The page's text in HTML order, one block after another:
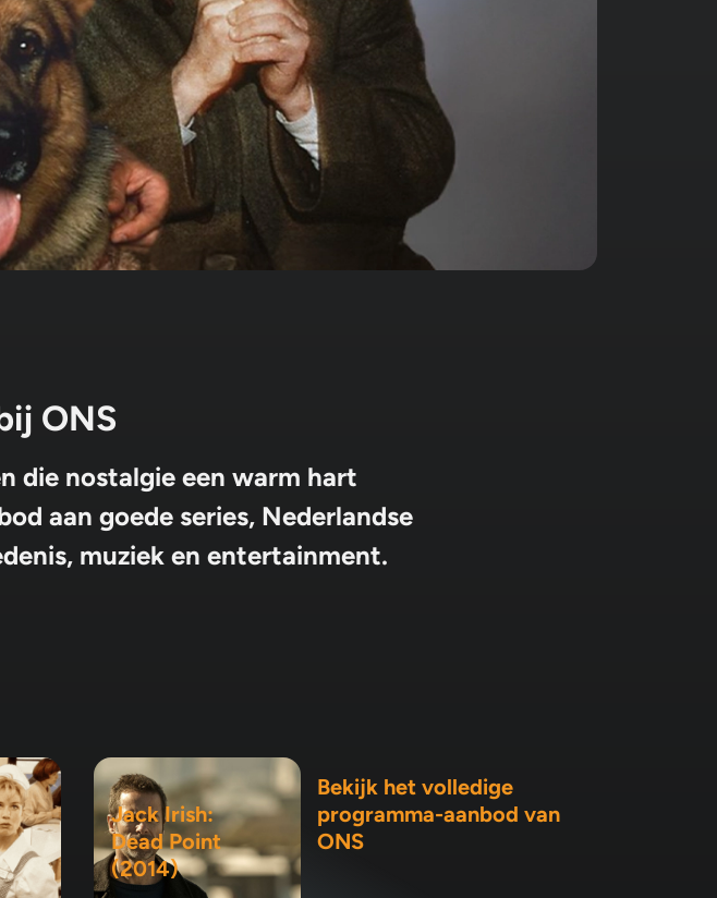
ONS
die nostalgie een warm hart
aan goede series, Nederlandse
muziek en entertainment.
Jack Irish:
Dead Point
(2014)
Bekijk het volledige
programma-aanbod van
ONS